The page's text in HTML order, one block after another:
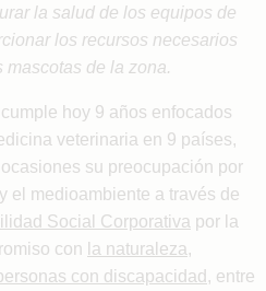
la salud de los equipos de
los recursos necesarios
de la zona.
hoy 9 años enfocados
veterinaria en 9 países,
su preocupación por
el medioambiente a través de
Social Corporativa por la
con la naturaleza
con discapacidad , entre